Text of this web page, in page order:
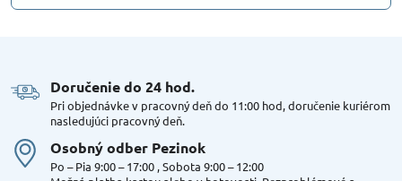
Doručenie do 24 hod​.
Pri objednávke v pracovný deň do 11:00 hod, doručenie kuriérom
nasledujúci pracovný deň.
Osobný odber Pezinok
Po – Pia 9:00 – 17:00 , Sobota 9:00 – 12:00